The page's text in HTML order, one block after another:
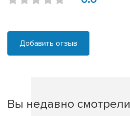
Добавить отзыв
Вы недавно смотрели